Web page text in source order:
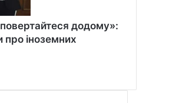
повертайтеся додому»:
про іноземних